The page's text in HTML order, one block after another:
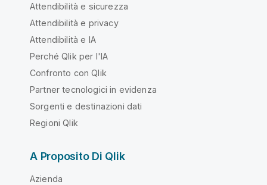
Attendibilità e sicurezza
Attendibilità e privacy
Attendibilità e IA
Perché Qlik per l'IA
Confronto con Qlik
Partner tecnologici in evidenza
Sorgenti e destinazioni dati
Regioni Qlik
A Proposito Di Qlik
Azienda